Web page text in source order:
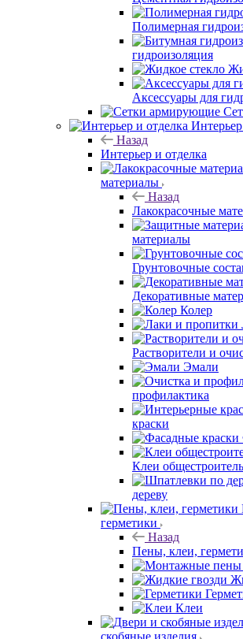
Полимерная
гидроизоляция
Аксессуары для
Назад
Интерьер и отделка
материалы
Назад
Лакокрасочные
материалы
Грунтовочные
Декоративные
Колер
Растворители и
Эмали
профилактика
краски
Клеи
дереву
герметики
Назад
Пены, клеи,
Клеи
скобяные изделия